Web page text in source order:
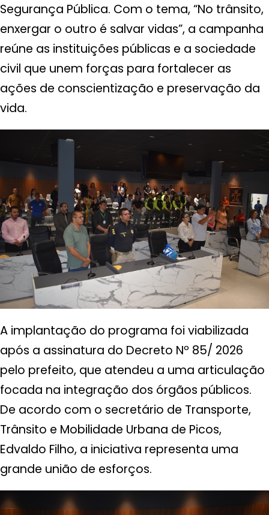
Segurança Pública. Com o tema, “No trânsito,
enxergar o outro é salvar vidas”, a campanha
reúne as instituições públicas e a sociedade
civil que unem forças para fortalecer as
ações de conscientização e preservação da
vida.
A implantação do programa foi viabilizada
após a assinatura do Decreto Nº 85/ 2026
pelo prefeito, que atendeu a uma articulação
focada na integração dos órgãos públicos.
De acordo com o secretário de Transporte,
Trânsito e Mobilidade Urbana de Picos,
Edvaldo Filho, a iniciativa representa uma
grande união de esforços.